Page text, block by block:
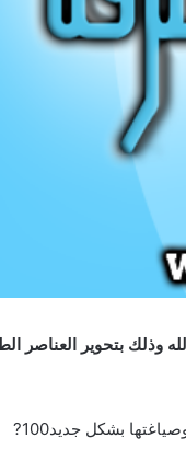
بتحوير العناصر
بشكل جديد100?